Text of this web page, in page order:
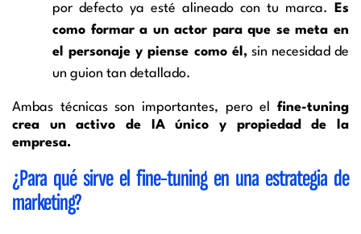
por defecto ya esté alineado con tu marca.
Es
como formar a un actor para que se meta en
el personaje y piense como él, sin necesidad de
un guion tan detallado.
Ambas técnicas son importantes, pero el fine-tuning
crea un activo de IA único y propiedad de la
empresa.
¿Para qué sirve el fine-tuning en una estrategia de
marketing?